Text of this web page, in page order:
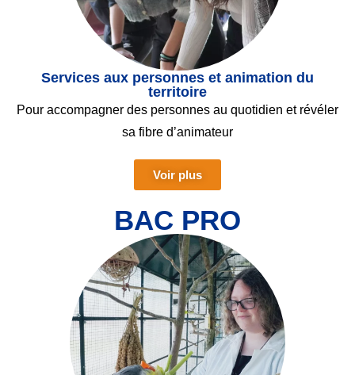
Services aux personnes et animation du
territoire
Pour accompagner des personnes au quotidien et révéler
sa fibre d’animateur
Voir plus
BAC PRO